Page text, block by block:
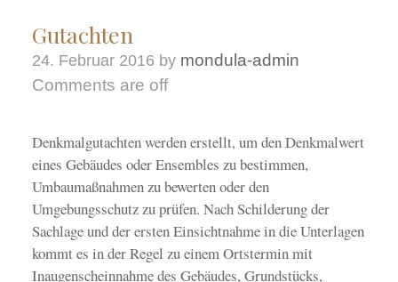
Gutachten
24. Februar 2016 by mondula-admin
Comments are off
Denkmalgutachten werden erstellt, um den Denkmalwert
eines Gebäudes oder Ensembles zu bestimmen,
Umbaumaßnahmen zu bewerten oder den
Umgebungsschutz zu prüfen. Nach Schilderung der
Sachlage und der ersten Einsichtnahme in die Unterlagen
kommt es in der Regel zu einem Ortstermin mit
Inaugenscheinnahme des Gebäudes, Grundstücks,